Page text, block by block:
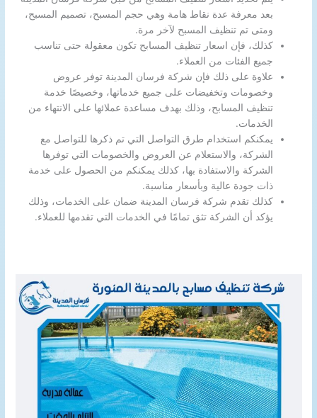
بعد معرفة عدة نقاط هامة وهي حجم المسبح، تصميم المسبح،
ومتى تم تنظيف المسبح لآخر مرة.
كذلك، فإن اسعار تنظيف المسابح تكون معقولة حتى تناسب
جميع الفئات من العملاء.
علاوة على ذلك فإن شركة فرسان المدينة توفر عروض
وخصومات وتخفيضات على جميع خدماتها، وخصيصًا خدمة
تنظيف المسابح، وذلك بهدف مساعدة عملائها على الانتهاء من
الخدمات.
يمكنكم استخدام طرق التواصل التي تم ذكرها للتواصل مع
الشركة، والاستعلام عن العروض والخصومات التي توفرها
الشركة والاستفادة بها، كذلك يمكنكم من الحصول على خدمة
ذات جودة عالية وبأسعار مناسبة.
كذلك تقدم شركة فرسان المدينة ضمان على الخدمات، وذلك
يؤكد أن الشركة تثق تمامًا في الخدمات التي تقدمها للعملاء.